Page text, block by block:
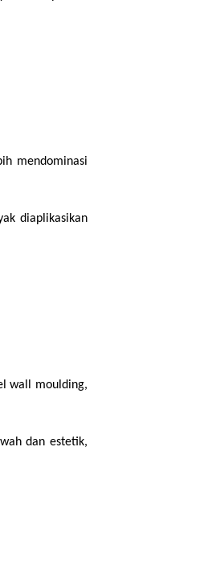
mendominasi
diaplikasikan
wall moulding,
dan estetik,